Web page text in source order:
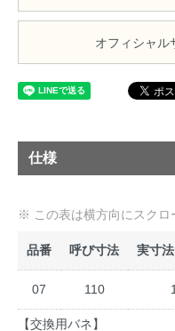
オフィシャル
仕様
品番 呼び寸法 実寸法
07 110
【交換用バネ】